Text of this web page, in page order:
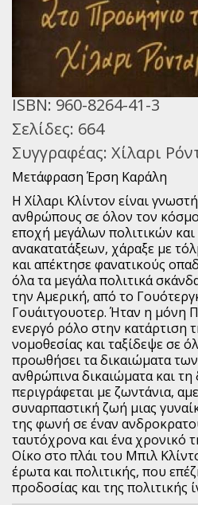
Λεξικά
ISBN: 960-8264-41-3
Σελίδες: 664
Συγγραφέας: Χίλαρι
Μετάφραση Έρση Καράλη
Η Χίλαρι Κλίντον είναι
ανθρώπους σε όλον τον
εποχή μεγάλων πολιτικών
ανακατατάξεων, χάραξε με
και απέκτησε φανατικούς
όλα τα μεγάλα πολιτικά
την Αμερική, από το
Γουάιτγουοτερ. Ήταν η μόνη
ενεργό ρόλο στην κατάρτιση
νομοθεσίας και ταξίδεψε σε
προωθήσει τα δικαιώματα
ανθρώπινα δικαιώματα και
περιγράφεται με ζωντάνια,
συναρπαστική ζωή μιας
της φωνή σε έναν
ταυτόχρονα και ένα χρονικό
Οίκο στο πλάι του Μπιλ
έρωτα και πολιτικής, που
προδοσίας και της πολιτικής